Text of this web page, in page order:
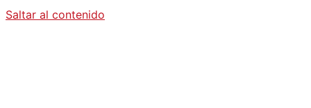
Saltar al contenido